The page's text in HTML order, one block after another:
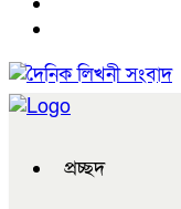
প্রচ্ছদ